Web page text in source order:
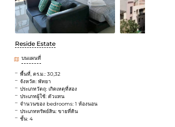
Reside Estate
บนแผนที่
พื้นที่, ตร.ม.: 30,32
จังหวัด: พัทยา
ประเภทวัตถุ: เกิดเหตุที่สอง
ประเภทผู้ใช้: ตัวแทน
จำนวนของ bedrooms: 1 ห้องนอน
ประเภททรัพย์สิน: ขายที่ดิน
ชั้น: 4